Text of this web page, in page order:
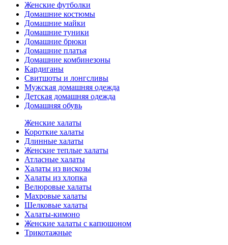
Женские футболки
Домашние костюмы
Домашние майки
Домашние туники
Домашние брюки
Домашние платья
Домашние комбинезоны
Кардиганы
Свитшоты и лонгсливы
Мужская домашняя одежда
Детская домашняя одежда
Домашняя обувь
Женские халаты
Короткие халаты
Длинные халаты
Женские теплые халаты
Атласные халаты
Халаты из вискозы
Халаты из хлопка
Велюровые халаты
Махровые халаты
Шелковые халаты
Халаты-кимоно
Женские халаты с капюшоном
Трикотажные